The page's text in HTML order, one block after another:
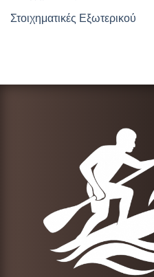
Στοιχηματικές Εξωτερικού